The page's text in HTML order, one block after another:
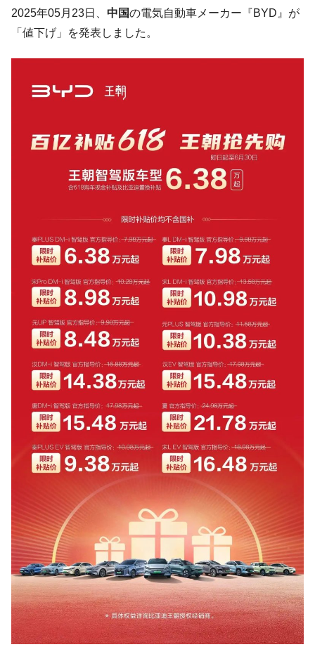
韓国「2026年07月の輸出入」絶好調。半導
体だけで410億ドル、輸出全体の41％もある
や、若者に起業させよう」⇒ どんな雇用対策だソレ。
『Money1』
【韓国の外貨準備】2026年07月は4,279億ド
ル。外平債の発行「19.4億ドル」
ーにウソのデータを入力したのは明白だ」
韓国･李在明さっそく不動産対策で浅薄な発
『Money1』
『韓国銀行』が「金の保有量を増やしま
す」⇒「金を経由するドル入手」手段ではないのか？
韓国･外為取引量「1日当たり1,214.4億ド
ル」まで拡大 ⇒ 海外資金の動きに強く左右される状態
い「50.5％」に上昇
韓国大統領府ボンクラ政策室長が告発され
た ⇒ 国家が行った恐るべき株価操作であり、空前の国政壟
『Money1』
韓国･警察職員が「丸刈りになって抗議活
動」
『Money1』
中国だけが鉄鋼輸出を異常増加させる ⇒ 中
国の過剰生産が世界を蝕む。
韓国製造業「半導体絶好調」のウラで他業
種は全般的「不調」⇒ PSIが示す現況は決して良くない。
『Money1』
【米韓激突案件】韓国消費者院が『クーパ
ン』1人当たり賠償10万ウォンを認定 ⇒ 総額3兆7,000億
『Money1』 韓国で猛暑。南東部では干ばつ
『Money1』
韓国型イージス搭載の次世代駆逐艦
「KDDX」1番艦、2032年竣工と公示
『Money1』
【対日本円】ウォン安が急進！ 日米の協調
に韓国がいっちょがみしたのでは。
2025年05月23日、 中国の電気自動車メーカー『BYD』が
「値下げ」を発表しました。